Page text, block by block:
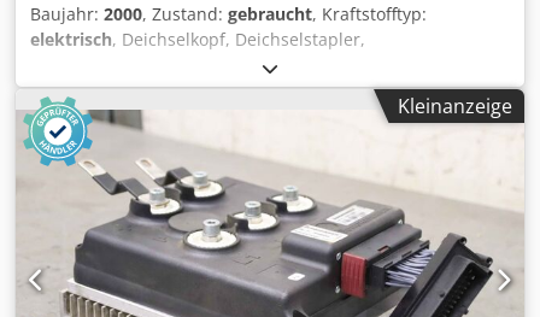
Baujahr: 2000, Zustand: gebraucht, Kraftstofftyp:
elektrisch, Deichselkopf, Deichselstapler,
Deichselhubwagen, Deichsel, Lenkung, Elektro-
Handhubwagen -Hersteller: Jungheinrich , Deichsel
komplett aus Elektro-Hubwagen ECE 20 Baujahr 2000 /
2001 -Einzelkomponenten: siehe Fotos -Anzahl: 2x Deichsel
vorhanden, 1x Bauj. 2000 / 1x Bauj. 2001 -Abgabe/Preis:
komplett pro Stück -Abmessungen: 860/500/H200 mm
Chsdpfx Akji Aqaxo Esa -Gewicht: 29 kg
Kleinanzeige